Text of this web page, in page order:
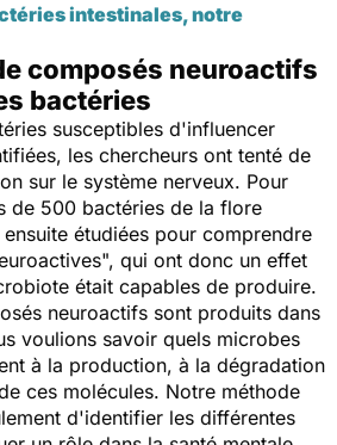
intestinales, notre
composés neuroactifs
bactéries
susceptibles d'influencer
les chercheurs ont tenté de
sur le système nerveux. Pour
de 500 bactéries de la flore
étudiées pour comprendre
qui ont donc un effet
était capables de produire.
neuroactifs sont produits dans
voulions savoir quels microbes
à la production, à la dégradation
ces molécules. Notre méthode
d'identifier les différentes